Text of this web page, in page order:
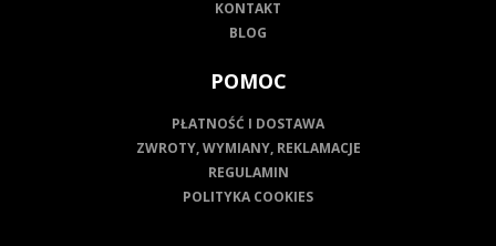
KONTAKT
BLOG
POMOC
PŁATNOŚĆ I DOSTAWA
ZWROTY, WYMIANY, REKLAMACJE
REGULAMIN
POLITYKA COOKIES